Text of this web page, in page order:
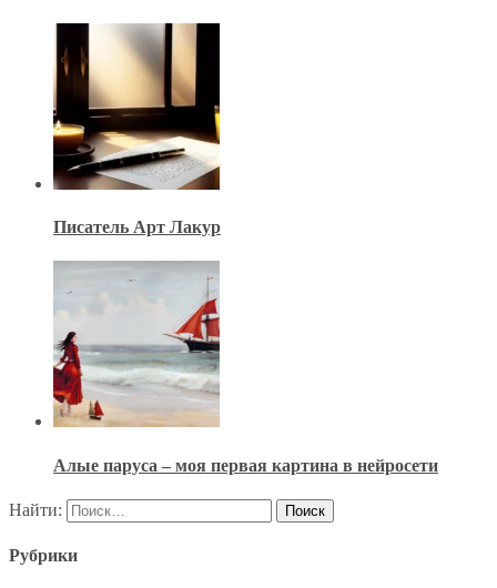
Писатель Арт Лакур
Алые паруса – моя первая картина в нейросети
Найти:
Рубрики